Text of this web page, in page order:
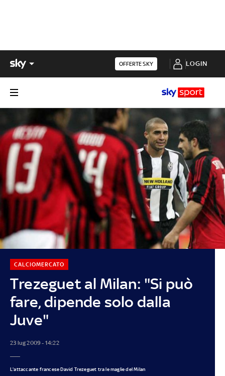
OFFERTE SKY LOGIN
Trezeguet al Milan: "Si può
fare, dipende solo dalla
Juve"
CALCIOMERCATO
23 lug 2009 - 14:22
L'attaccante francese David Trezeguet tra le maglie del Milan